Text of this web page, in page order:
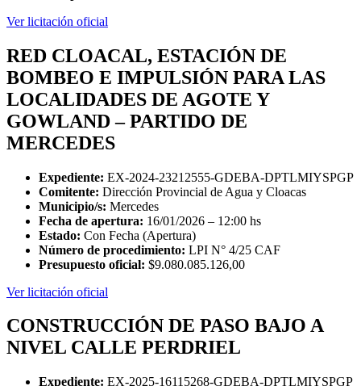
Ver licitación oficial
RED CLOACAL, ESTACIÓN DE
BOMBEO E IMPULSIÓN PARA LAS
LOCALIDADES DE AGOTE Y
GOWLAND – PARTIDO DE
MERCEDES
Expediente: EX-2024-23212555-GDEBA-DPTLMIYSPGP
Comitente: Dirección Provincial de Agua y Cloacas
Municipio/s: Mercedes
Fecha de apertura: 16/01/2026 – 12:00 hs
Estado: Con Fecha (Apertura)
Número de procedimiento: LPI N° 4/25 CAF
Presupuesto oficial: $9.080.085.126,00
Ver licitación oficial
CONSTRUCCIÓN DE PASO BAJO A
NIVEL CALLE PERDRIEL
Expediente: EX-2025-16115268-GDEBA-DPTLMIYSPGP